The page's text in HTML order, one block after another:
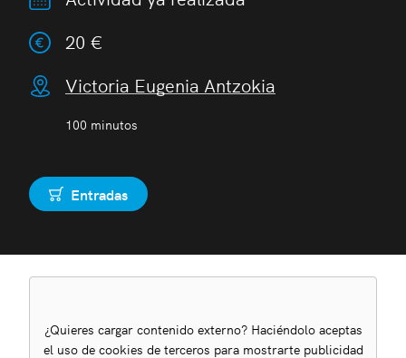
20 €
Victoria Eugenia Antzokia
100 minutos
Comprar
Entradas
¿Quieres cargar contenido externo? Haciéndolo aceptas
el uso de cookies de terceros para mostrarte publicidad